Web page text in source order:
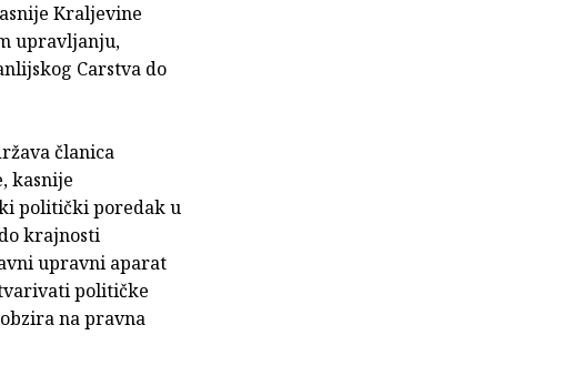
Kraljevine
upravljanju,
Carstva do
članica
kasnije
politički poredak u
krajnosti
upravni aparat
političke
na pravna